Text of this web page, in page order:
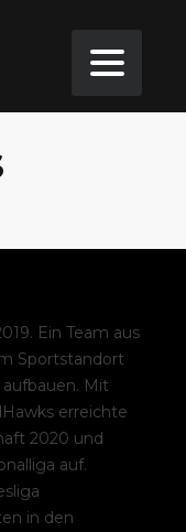
Ein Team aus
Sportstandort
Mit
erreichte
2020 und
auf.
in den